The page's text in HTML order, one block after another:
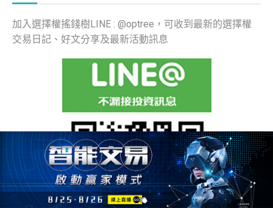
加入選擇權搖錢樹LINE : @optree，可收到最新的選擇權
交易日記、好文分享及最新活動訊息